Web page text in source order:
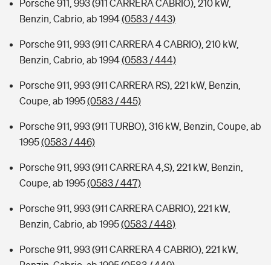
Porsche 911, 993 (911 CARRERA CABRIO), 210 kW,
Benzin, Cabrio, ab 1994(0583 / 443)
Porsche 911, 993 (911 CARRERA 4 CABRIO), 210 kW,
Benzin, Cabrio, ab 1994(0583 / 444)
Porsche 911, 993 (911 CARRERA RS), 221 kW, Benzin,
Coupe, ab 1995(0583 / 445)
Porsche 911, 993 (911 TURBO), 316 kW, Benzin, Coupe, ab
1995(0583 / 446)
Porsche 911, 993 (911 CARRERA 4,S), 221 kW, Benzin,
Coupe, ab 1995(0583 / 447)
Porsche 911, 993 (911 CARRERA CABRIO), 221 kW,
Benzin, Cabrio, ab 1995(0583 / 448)
Porsche 911, 993 (911 CARRERA 4 CABRIO), 221 kW,